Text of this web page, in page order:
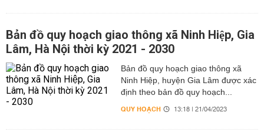
Bản đồ quy hoạch giao thông xã Ninh Hiệp, Gia
Lâm, Hà Nội thời kỳ 2021 - 2030
Bản đồ quy hoạch giao thông xã
Ninh Hiệp, huyện Gia Lâm được xác
định theo bản đồ quy hoạch...
QUY HOẠCH 13:18 | 21/04/2023